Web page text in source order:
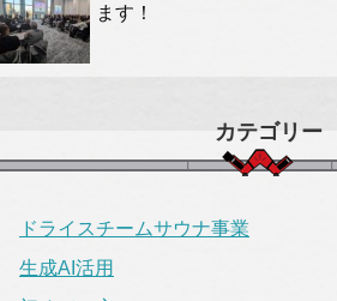
ます！
カテゴリー
ドライスチームサウナ事業
生成AI活用